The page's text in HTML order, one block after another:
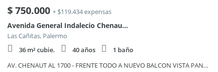
$750.000 + $119.434 expensas
Avenida General Indalecio Chenaut 1700
Las Cañitas, Palermo
36 m² cubie.
40 años
1 baño
AV. CHENAUT AL 1700 - FRENTE TODO A NUEVO BALCON VISTA PANORAMICA TODO SOL